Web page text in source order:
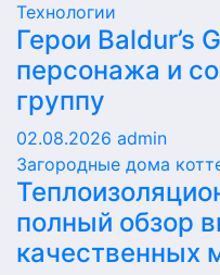
Технологии
Герои Baldur’s
персонажа и
группу
02.08.2026 admin
Загородные дома
полный обзор
качественных